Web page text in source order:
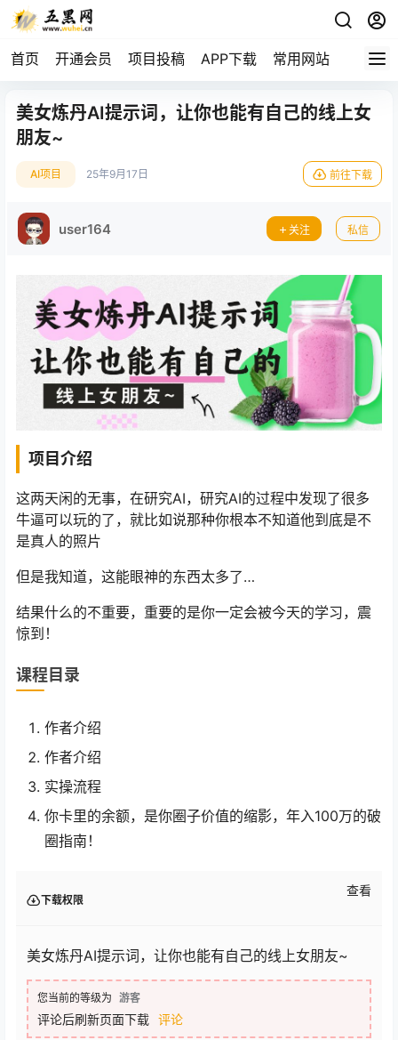
首页 开通会员 项目投稿 APP下载 常用网站
美女炼丹AI提示词，让你也能有自己的线上女
朋友~
AI项目 25年9月17日 前往下载
user164 关注 私信
项目介绍
这两天闲的无事，在研究AI，研究AI的过程中发现了很多
牛逼可以玩的了，就比如说那种你根本不知道他到底是不
是真人的照片
但是我知道，这能眼神的东西太多了…
结果什么的不重要，重要的是你一定会被今天的学习，震
惊到！
课程目录
作者介绍
作者介绍
实操流程
你卡里的余额，是你圈子价值的缩影，年入100万的破
圈指南！
下载权限
查看
美女炼丹AI提示词，让你也能有自己的线上女朋友~
您当前的等级为 游客
评论后刷新页面下载 评论